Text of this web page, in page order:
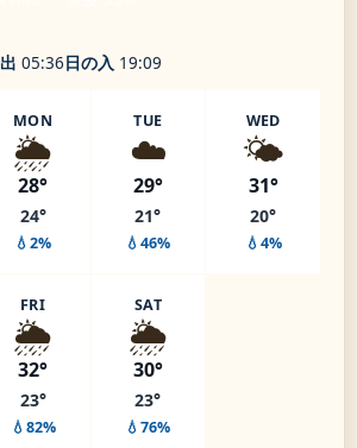
05:36日の入 19:09
MON
🌦️
28°
24°
💧2%
TUE
☁️
29°
21°
💧46%
WED
🌤️
31°
20°
💧4%
FRI
🌦️
32°
23°
💧82%
SAT
🌦️
30°
23°
💧76%